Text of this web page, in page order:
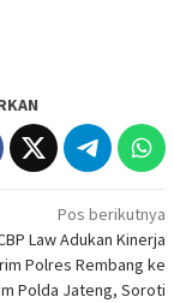
Pos berikutnya
Law Adukan Kinerja
Polres Rembang ke
Polda Jateng, Soroti